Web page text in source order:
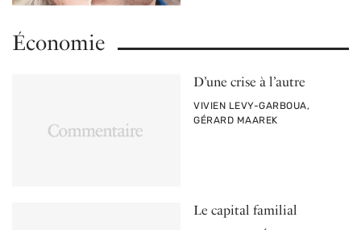
Économie
D’une crise à l’autre
PAR
VIVIEN LEVY-GARBOUA,
GÉRARD MAAREK
Le capital familial